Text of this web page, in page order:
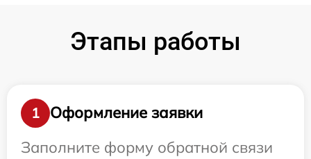
Этапы работы
1
Оформление заявки
Заполните форму обратной связи